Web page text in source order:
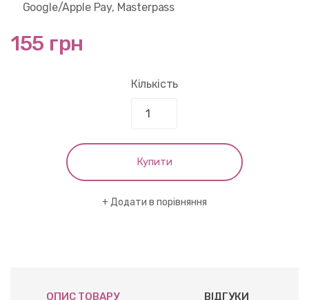
Google/Apple Pay, Masterpass
155 грн
Кількість
Купити
Додати в порівняння
ОПИС ТОВАРУ ВІДГУКИ